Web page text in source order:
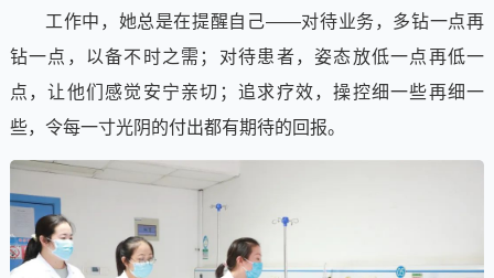
工作中，她总是在提醒自己——对待业务，多钻一点再
钻一点，以备不时之需；对待患者，姿态放低一点再低一
点，让他们感觉安宁亲切；追求疗效，操控细一些再细一
些，令每一寸光阴的付出都有期待的回报。